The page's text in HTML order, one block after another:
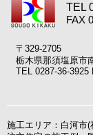
TEL
FAX
〒329-2705
栃木県那須塩原市
TEL 0287-36-
施工エリア：白河市